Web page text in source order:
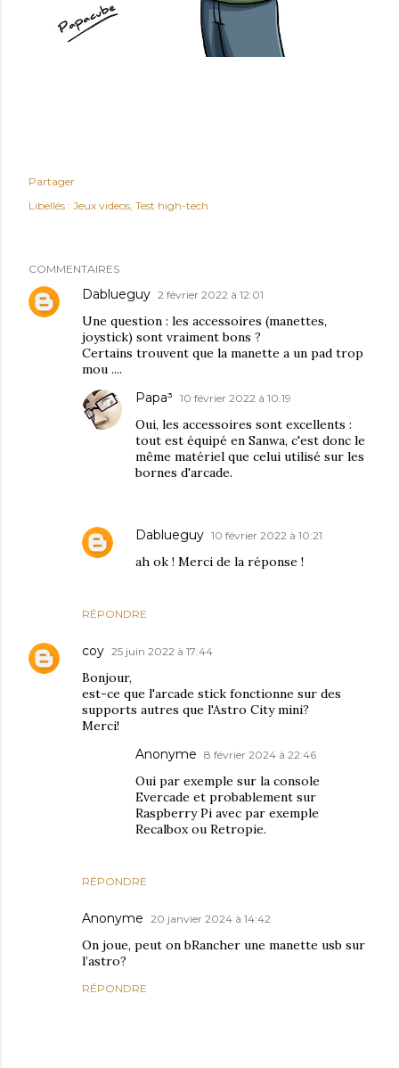
Partager
Libellés : Jeux videos Test high-tech
COMMENTAIRES
Dablueguy 2 février 2022 à 12:01
Une question : les accessoires (manettes,
joystick) sont vraiment bons ?
Certains trouvent que la manette a un pad trop
mou ....
RÉPONDRE
Papa³ 10 février 2022 à 10:19
Oui, les accessoires sont excellents :
tout est équipé en Sanwa, c'est donc le
même matériel que celui utilisé sur les
bornes d'arcade.
Dablueguy 10 février 2022 à 10:21
ah ok ! Merci de la réponse !
coy 25 juin 2022 à 17:44
Bonjour,
est-ce que l'arcade stick fonctionne sur des
supports autres que l'Astro City mini?
Merci!
RÉPONDRE
Anonyme 8 février 2024 à 22:46
Oui par exemple sur la console
Evercade et probablement sur
Raspberry Pi avec par exemple
Recalbox ou Retropie.
Anonyme 20 janvier 2024 à 14:42
On joue, peut on bRancher une manette usb sur
l’astro?
RÉPONDRE